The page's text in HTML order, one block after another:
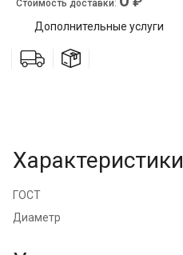
Стоимость доставки:
Дополнительные услуги
Характеристики
ГОСТ
Диаметр